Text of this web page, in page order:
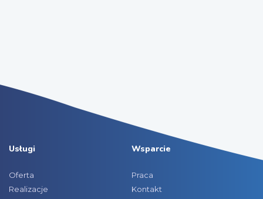
Usługi
Oferta
Realizacje
Wsparcie
Praca
Kontakt